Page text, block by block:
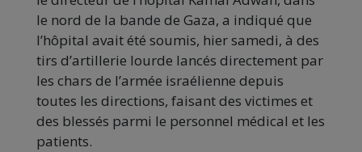
le nord de la bande de Gaza, a indiqué que
l’hôpital avait été soumis, hier samedi, à des
tirs d’artillerie lourde lancés directement par
les chars de l’armée israélienne depuis
toutes les directions, faisant des victimes et
des blessés parmi le personnel médical et les
patients.